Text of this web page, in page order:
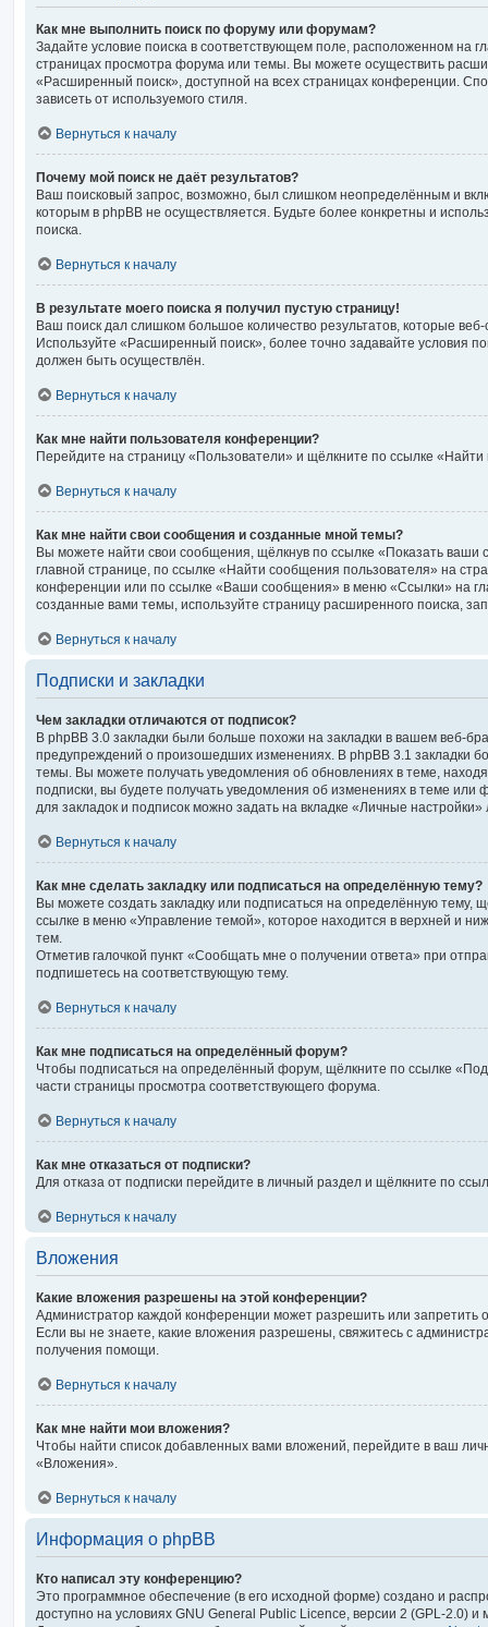
Как мне выполнить поиск по форуму или форумам?
Задайте условие поиска в соответствующем поле, расположенном на
страницах просмотра форума или темы. Вы можете осуществить
«Расширенный поиск», доступной на всех страницах конференции.
зависеть от используемого стиля.
Вернуться к началу
Почему мой поиск не даёт результатов?
Ваш поисковый запрос, возможно, был слишком неопределённым и
которым в phpBB не осуществляется. Будьте более конкретны и
поиска.
Вернуться к началу
В результате моего поиска я получил пустую страницу!
Ваш поиск дал слишком большое количество результатов, которые
Используйте «Расширенный поиск», более точно задавайте условия
должен быть осуществлён.
Вернуться к началу
Как мне найти пользователя конференции?
Перейдите на страницу «Пользователи» и щёлкните по ссылке «Найти
Вернуться к началу
Как мне найти свои сообщения и созданные мной темы?
Вы можете найти свои сообщения, щёлкнув по ссылке «Показать ваши
главной странице, по ссылке «Найти сообщения пользователя» на
конференции или по ссылке «Ваши сообщения» в меню «Ссылки» на
созданные вами темы, используйте страницу расширенного поиска,
Вернуться к началу
Подписки и закладки
Чем закладки отличаются от подписок?
В phpBB 3.0 закладки были больше похожи на закладки в вашем веб-
предупреждений о произошедших изменениях. В phpBB 3.1 закладки
темы. Вы можете получать уведомления об обновлениях в теме,
подписки, вы будете получать уведомления об изменениях в теме или
для закладок и подписок можно задать на вкладке «Личные настройки»
Вернуться к началу
Как мне сделать закладку или подписаться на определённую тему?
Вы можете создать закладку или подписаться на определённую тему,
ссылке в меню «Управление темой», которое находится в верхней и
тем.
Отметив галочкой пункт «Сообщать мне о получении ответа» при
подпишетесь на соответствующую тему.
Вернуться к началу
Как мне подписаться на определённый форум?
Чтобы подписаться на определённый форум, щёлкните по ссылке
части страницы просмотра соответствующего форума.
Вернуться к началу
Как мне отказаться от подписки?
Для отказа от подписки перейдите в личный раздел и щёлкните по
Вернуться к началу
Вложения
Какие вложения разрешены на этой конференции?
Администратор каждой конференции может разрешить или
Если вы не знаете, какие вложения разрешены, свяжитесь с
получения помощи.
Вернуться к началу
Как мне найти мои вложения?
Чтобы найти список добавленных вами вложений, перейдите в ваш
«Вложения».
Вернуться к началу
Информация о phpBB
Кто написал эту конференцию?
Это программное обеспечение (в его исходной форме) создано и
доступно на условиях GNU General Public Licence, версии 2 (GPL-2.0) и